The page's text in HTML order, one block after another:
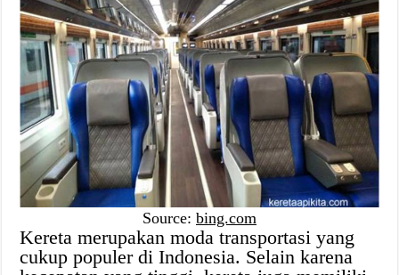
Source: bing.com
Kereta merupakan moda transportasi yang
cukup populer di Indonesia. Selain karena